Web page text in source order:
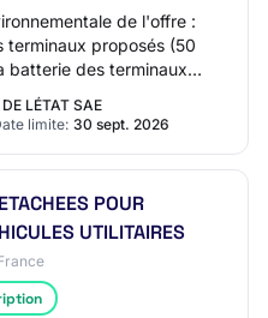
de l'offre :
terminaux proposés (50
batterie des terminaux
LÉTAT SAE
limite: 30 sept. 2026
POUR
UTILITAIRES